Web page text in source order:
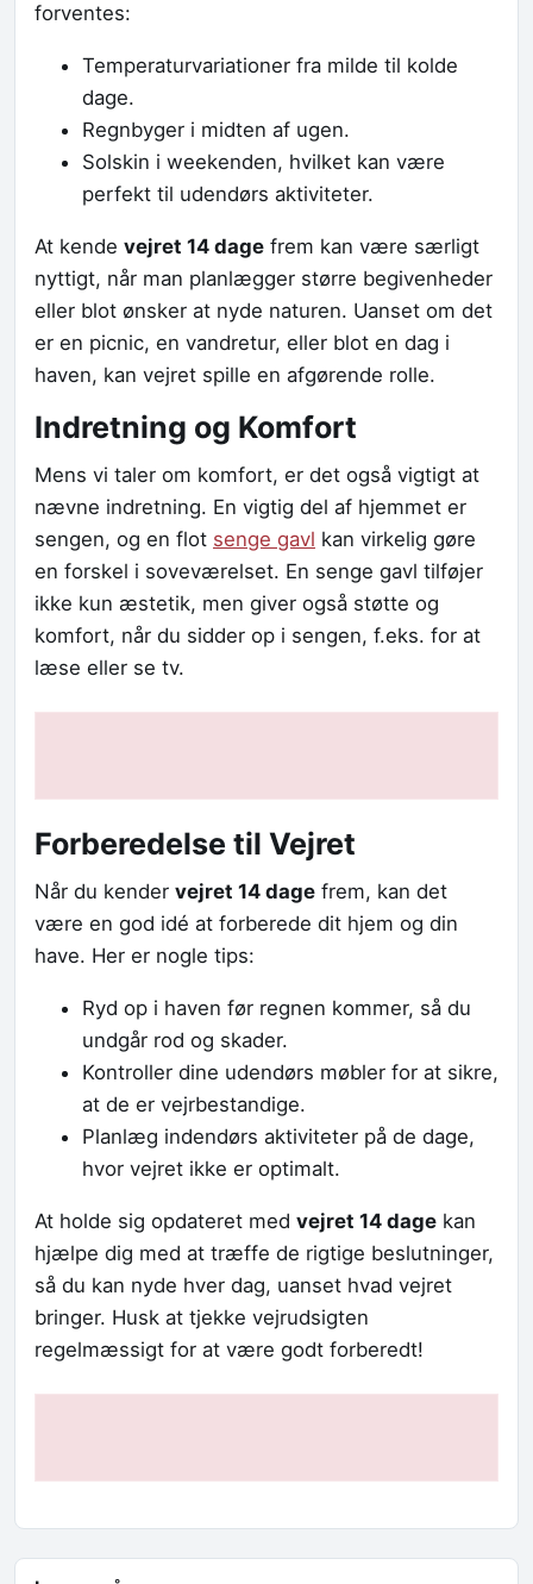
forventes:
Temperaturvariationer fra milde til kolde
dage.
Regnbyger i midten af ugen.
Solskin i weekenden, hvilket kan være
perfekt til udendørs aktiviteter.
At kende vejret 14 dage frem kan være særligt
nyttigt, når man planlægger større begivenheder
eller blot ønsker at nyde naturen. Uanset om det
er en picnic, en vandretur, eller blot en dag i
haven, kan vejret spille en afgørende rolle.
Indretning og Komfort
Mens vi taler om komfort, er det også vigtigt at
nævne indretning. En vigtig del af hjemmet er
sengen, og en flot senge gavl kan virkelig gøre
en forskel i soveværelset. En senge gavl tilføjer
ikke kun æstetik, men giver også støtte og
komfort, når du sidder op i sengen, f.eks. for at
læse eller se tv.
Forberedelse til Vejret
Når du kender vejret 14 dage frem, kan det
være en god idé at forberede dit hjem og din
have. Her er nogle tips:
Ryd op i haven før regnen kommer, så du
undgår rod og skader.
Kontroller dine udendørs møbler for at sikre,
at de er vejrbestandige.
Planlæg indendørs aktiviteter på de dage,
hvor vejret ikke er optimalt.
At holde sig opdateret med vejret 14 dage kan
hjælpe dig med at træffe de rigtige beslutninger,
så du kan nyde hver dag, uanset hvad vejret
bringer. Husk at tjekke vejrudsigten
regelmæssigt for at være godt forberedt!